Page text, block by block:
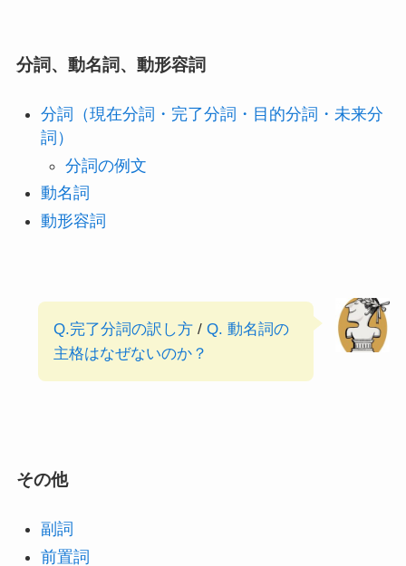
分詞、動名詞、動形容詞
分詞（現在分詞・完了分詞・目的分詞・未来分
詞）
分詞の例文
動名詞
動形容詞
Q.完了分詞の訳し方/ Q. 動名詞の
主格はなぜないのか？
その他
副詞
前置詞